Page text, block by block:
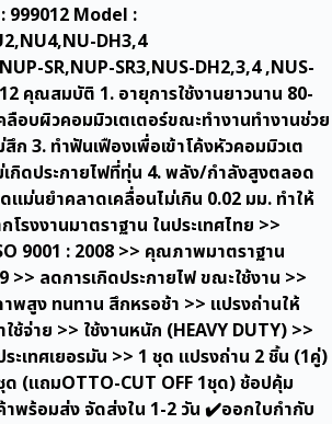
999012 Model :
DH3,4
SR,NUP-SR3,NUS-DH2,3,4 ,NUS-
คุณสมบัติ 1. อายุการใช้งานยาวนาน 80-
ลือบผิวคอมมิวเตเตอร์ขณะทำงานทำงานช่วย
ก 3. ทำฟันเฟืองเพื่อเข้าโค้งหัวคอมมิวเต
เกิดประกายไฟที่ทุ่น 4. พลัง/กำลังสูงตลอด
แม่นยำคลาดเคลื่อนไม่เกิน 0.02 มม. ทำให้
รงงานมาตราฐาน ในประเทศไทย >>
9001 : 2008 >> คุณภาพมาตราฐาน
>> ลดการเกิดประกายไฟ ขณะใช้งาน >>
สูง ทนทาน สึกหรอช้า >> แปรงถ่านให้
ช้จ่าย >> ใช้งานหนัก (HEAVY DUTY) >>
ะเทศเยอรมัน >> 1 ชุด แปรงถ่าน 2 ชิ้น (1คู่)
ด (แถมOTTO-CUT OFF 1ชุด) ช้อปคุ้ม
พร้อมส่ง จัดส่งใน 1-2 วัน ✔️ออกใบกำกับ